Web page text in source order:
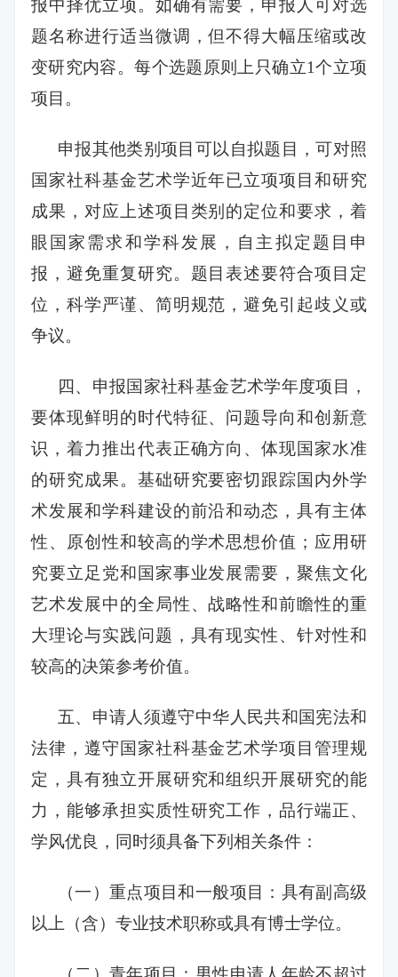
报中择优立项。如确有需要，申报人可对选
题名称进行适当微调，但不得大幅压缩或改
变研究内容。每个选题原则上只确立1个立项
项目。
申报其他类别项目可以自拟题目，可对照
国家社科基金艺术学近年已立项项目和研究
成果，对应上述项目类别的定位和要求，着
眼国家需求和学科发展，自主拟定题目申
报，避免重复研究。题目表述要符合项目定
位，科学严谨、简明规范，避免引起歧义或
争议。
四、申报国家社科基金艺术学年度项目，
要体现鲜明的时代特征、问题导向和创新意
识，着力推出代表正确方向、体现国家水准
的研究成果。基础研究要密切跟踪国内外学
术发展和学科建设的前沿和动态，具有主体
性、原创性和较高的学术思想价值；应用研
究要立足党和国家事业发展需要，聚焦文化
艺术发展中的全局性、战略性和前瞻性的重
大理论与实践问题，具有现实性、针对性和
较高的决策参考价值。
五、申请人须遵守中华人民共和国宪法和
法律，遵守国家社科基金艺术学项目管理规
定，具有独立开展研究和组织开展研究的能
力，能够承担实质性研究工作，品行端正、
学风优良，同时须具备下列相关条件：
（一）重点项目和一般项目：具有副高级
以上（含）专业技术职称或具有博士学位。